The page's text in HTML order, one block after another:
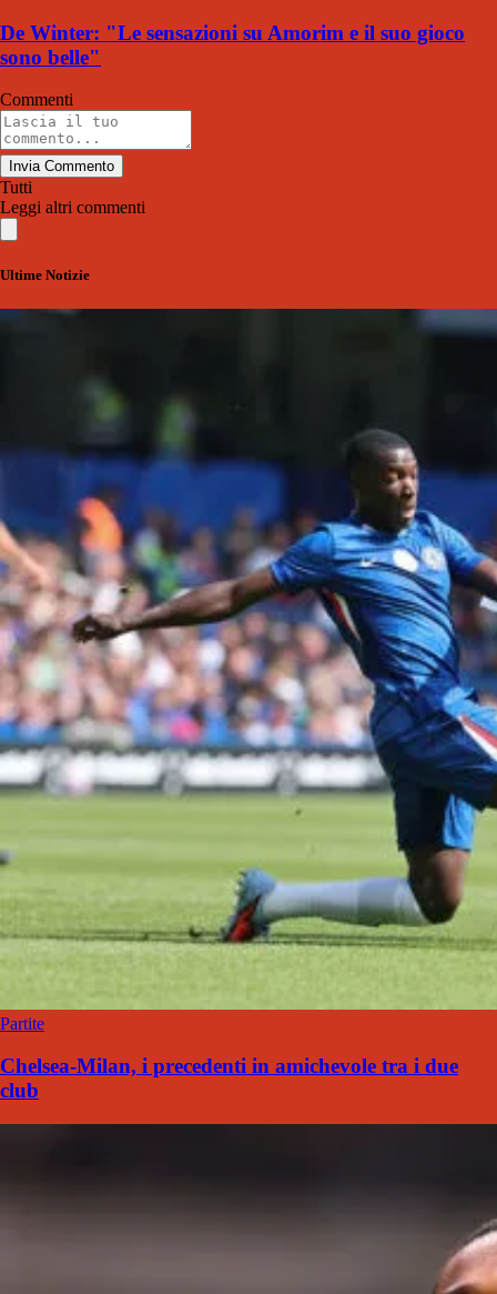
De Winter: "Le sensazioni su Amorim e il suo gioco
sono belle"
Commenti
Invia Commento
Tutti
Leggi altri commenti
Ultime Notizie
Partite
Chelsea-Milan, i precedenti in amichevole tra i due
club